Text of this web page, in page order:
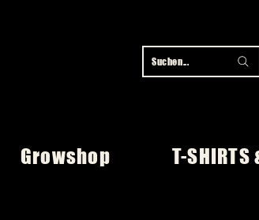
Suchen...
Growshop T-SHIRTS